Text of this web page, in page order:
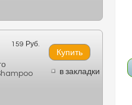
в закладки
159 Руб.